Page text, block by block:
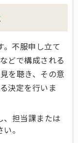
。不服申し立て
どで構成される
を聴き、その意
決定を行いま
、担当課または
。